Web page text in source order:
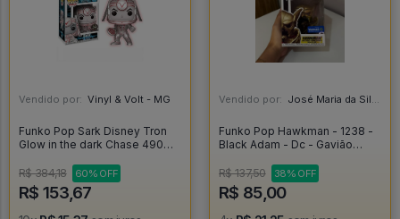
Vendido por: Vinyl & Volt - MG
Funko Pop Sark Disney Tron
Glow in the dark Chase 490
#490
R$ 384,18 60% OFF
R$ 153,67
Vendido por: José Maria da Silva Junior - AL
Funko Pop Hawkman - 1238 -
Black Adam - Dc - Gavião
#1238
R$ 137,50 38% OFF
R$ 85,00